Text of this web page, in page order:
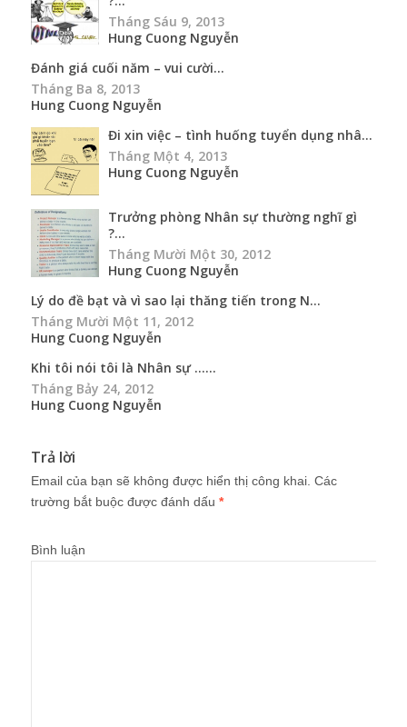
Tháng Sáu 9, 2013
Hung Cuong Nguyễn
Đánh giá cuối năm – vui cười...
Tháng Ba 8, 2013
Hung Cuong Nguyễn
Đi xin việc – tình huống tuyển dụng nhâ...
Tháng Một 4, 2013
Hung Cuong Nguyễn
Trưởng phòng Nhân sự thường nghĩ gì
?...
Tháng Mười Một 30, 2012
Hung Cuong Nguyễn
Lý do đề bạt và vì sao lại thăng tiến trong N...
Tháng Mười Một 11, 2012
Hung Cuong Nguyễn
Khi tôi nói tôi là Nhân sự …...
Tháng Bảy 24, 2012
Hung Cuong Nguyễn
Trả lời
Email của bạn sẽ không được hiển thị công khai. Các
trường bắt buộc được đánh dấu *
Bình luận